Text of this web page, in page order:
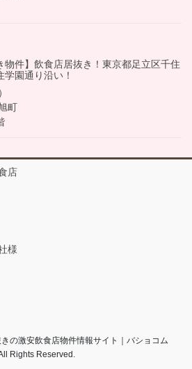
物件】飲食店居抜き！東京都足立区千住
学園通り沿い！
町
店
様
の激安飲食店物件情報サイト｜バショコム
Rights Reserved.